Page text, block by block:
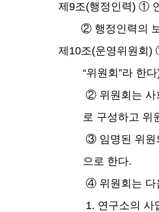
제 9조(행정인력) ①
② 행정인력의
제 10조(운영위원회 )
“위원회 ”라 한다
② 위원회는
로 구성하고 위
③ 임명된 위원
으로 한다.
④ 위원회는
1. 연구소의 사